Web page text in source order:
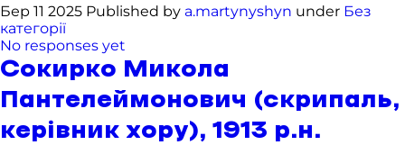
Бер 11 2025 Published by a.martynyshyn under Без
категорії
No responses yet
Сокирко Микола
Пантелеймонович (скрипаль,
керівник хору), 1913 р.н.